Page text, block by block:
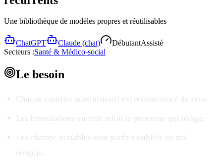
Une bibliothèque de modèles propres et réutilisables
ChatGPT Claude (chat) DébutantAssisté
Secteurs :Santé & Médico-social
Le besoin
Chaque courrier administratif est recommencé de zéro.
Les formulations varient selon la personne qui rédige.
Les champs variables sont parfois oubliés ou mal
remplis.